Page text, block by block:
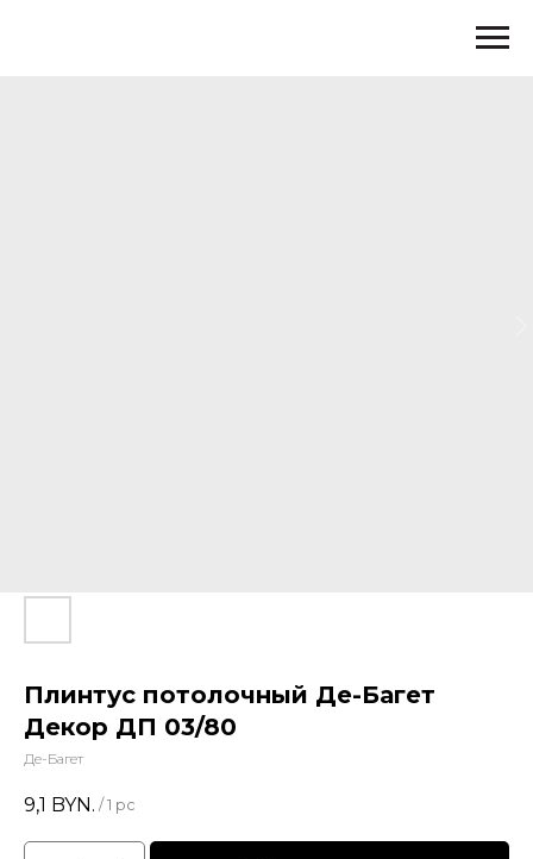
Плинтус потолочный Де-Багет
Декор ДП 03/80
Де-Багет
9,1 BYN. / 1 pc